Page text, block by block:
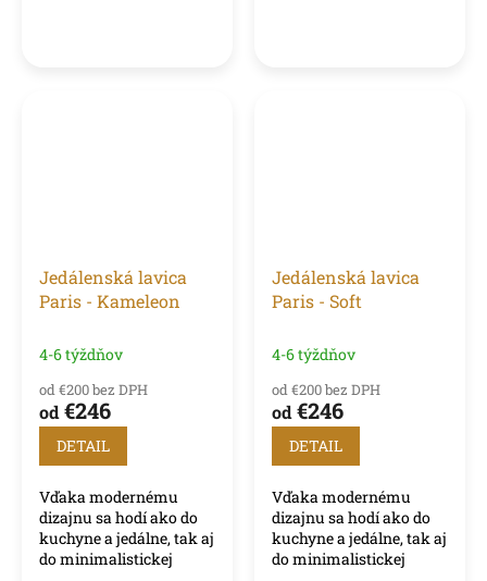
Jedálenská lavica
Paris - Kameleon
4-6 týždňov
od €200 bez DPH
od €246
DETAIL
Vďaka modernému
dizajnu sa hodí ako do
kuchyne a jedálne, tak aj
do minimalistickej
Jedálenská lavica
Paris - Soft
4-6 týždňov
od €200 bez DPH
od €246
DETAIL
Vďaka modernému
dizajnu sa hodí ako do
kuchyne a jedálne, tak aj
do minimalistickej